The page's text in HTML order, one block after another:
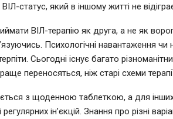
статус, який в іншому житті не
ВІЛ-терапію як друга, а не як
Психологічні навантаження чи
Сьогодні існує багато
переносяться, ніж старі схеми
з щоденною таблеткою, а для
ін’єкцій. Знання про різні